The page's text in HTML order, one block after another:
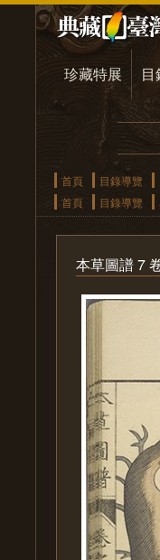
珍藏特展
首頁 目錄導覽
首頁
目錄導覽
本草圖譜 7